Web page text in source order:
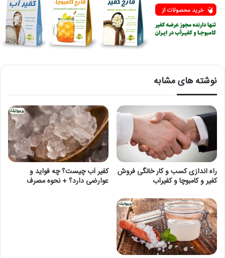
نوشته های مشابه
راه اندازی کسب و کار خانگی فروش
کفیر و کامبوچا و کفیرآب
کفیر آب چیست؟ چه فواید و
عوارضی دارد؟ + نحوه مصرف